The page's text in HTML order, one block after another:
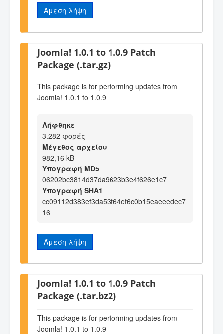
Άμεση λήψη
Joomla! 1.0.1 to 1.0.9 Patch
Package (.tar.gz)
This package is for performing updates from
Joomla! 1.0.1 to 1.0.9
Λήφθηκε
3.282 φορές
Μέγεθος αρχείου
982,16 kB
Υπογραφή MD5
06202bc3814d37da9623b3e4f626e1c7
Υπογραφή SHA1
cc09112d383ef3da53f64ef6c0b15eaeeedec7
16
Άμεση λήψη
Joomla! 1.0.1 to 1.0.9 Patch
Package (.tar.bz2)
This package is for performing updates from
Joomla! 1.0.1 to 1.0.9